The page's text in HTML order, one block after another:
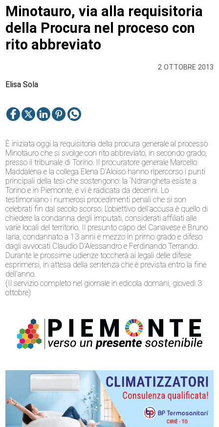
2 OTTOBRE 2013
Minotauro, via alla requisitoria
della Procura nel proceso con
rito abbreviato
Elisa Sola
È iniziata oggi la requisitoria della procura generale al processo
Minotauro che si svolge con rito abbreviato, in secondo grado,
presso il tribunale di Torino. Il procuratore generale Marcello
Maddalena e la collega Elena D’Aloiso hanno ripercorso i punti
principali della tesi che sostengono: la ‘Ndrangheta esiste a
Torino e in Piemonte, e vi è radicata da decenni. Lo
testimoniano i numerosi procedimenti penali che si son
celebrati fin dal secolo scorso. L’obiettivo dell’accusa è quello di
chiedere la condanna degli imputati, considerati affiliati alle
varie locali del territorio. Il presunto capo del Canavese è Bruno
Iaria, condannato a 13 anni e mezzo in primo grado e difeso
dagli avvocati Claudio D’Alessandro e Ferdinando Terrando.
Durante le prossime udienze toccherà ai legali delle difese
esprimersi, in attesa della sentenza che è prevista entro la fine
dell’anno.
(Il servizio completo nel giornale in edicola domani, giovedì 3
ottobre)